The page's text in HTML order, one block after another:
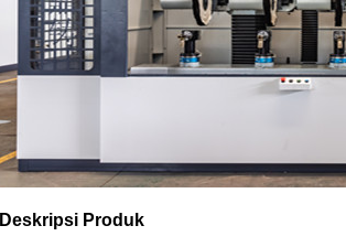
Deskripsi Produk